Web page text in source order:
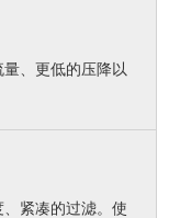
、更低的压降以
紧凑的过滤。使